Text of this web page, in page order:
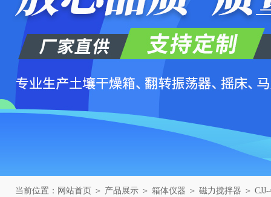
当前位置： 网站首页 ＞ 产品展示 ＞ 箱体仪器 ＞ 磁力搅拌器 ＞